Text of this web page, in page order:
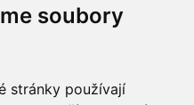
soubory
stránky používají